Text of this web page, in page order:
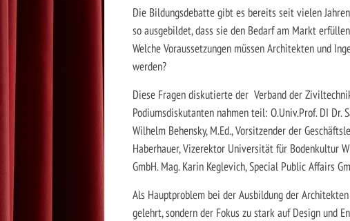
Die Bildungsdebatte gibt es bereits seit vielen
so ausgebildet, dass sie den Bedarf am Markt
Welche Voraussetzungen müssen Architekten und
werden?
Diese Fragen diskutierte der Verband der
Podiumsdiskutanten nahmen teil: O.Univ.Prof. DI Dr.
Wilhelm Behensky, M.Ed., Vorsitzender der
Haberhauer, Vizerektor Universität für Bodenkultur
GmbH. Mag. Karin Keglevich, Special Public Affairs
Als Hauptproblem bei der Ausbildung der
gelehrt, sondern der Fokus zu stark auf Design und